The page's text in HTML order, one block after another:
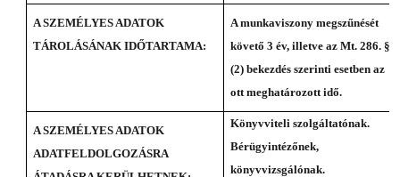
A SZEMÉLYES ADATOK
TÁROLÁSÁNAK IDŐTARTAMA:
A munkaviszony megszűnését
követő 3 év, illetve az Mt. 286. §
(2) bekezdés szerinti esetben az
ott meghatározott idő.
A SZEMÉLYES ADATOK
ADATFELDOLGOZÁSRA
Könyvviteli szolgáltatónak.
Bérügyintézőnek,
könyvvizsgálónak.